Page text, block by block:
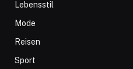
Lebensstil
Mode
Reisen
Sport